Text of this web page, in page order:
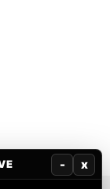
- x